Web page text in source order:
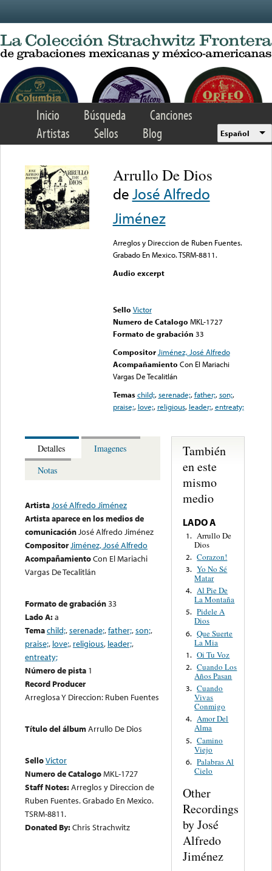
Inicio Búsqueda
Canciones
Artistas
Sellos Blog Español
Arrullo De Dios
deJosé Alfredo
Jiménez
Arreglos y Direccion de Ruben Fuentes.
Grabado En Mexico. TSRM-8811.
Audio excerpt
Sello Victor
Numero de Catalogo MKL-1727
Formato de grabación 33
Compositor Jiménez, José Alfredo
Acompañamiento Con El Mariachi
Vargas De Tecalitlán
Temas child;,serenade;,father;,son;,
praise;, love;, religious, leader;,entreaty;
Detalles
Imagenes
Notas
ArtistaJosé Alfredo Jiménez
Artista aparece en los medios de
comunicaciónJosé Alfredo Jiménez
CompositorJiménez, José Alfredo
AcompañamientoCon El Mariachi
Vargas De Tecalitlán
Formato de grabación33
Lado A:a
Temachild;,serenade;,father;,son;,
praise;, love;, religious, leader;,
entreaty;
Número de pista 1
Record Producer
Arreglosa Y Direccion: Ruben Fuentes
Título del álbumArrullo De Dios
SelloVictor
Numero de CatalogoMKL-1727
Staff Notes:Arreglos y Direccion de
Ruben Fuentes. Grabado En Mexico.
TSRM-8811.
Donated By:Chris Strachwitz
También
en este
mismo
medio
LADO A
1. Arrullo De
Dios
2. Corazon!
3. Yo No Sé
Matar
4. Al Pie De
La Montaña
5. Pidele A
Dios
6. Que Suerte
La Mia
1. Oi Tu Voz
2. Cuando Los
Años Pasan
3. Cuando
Vivas
Conmigo
4. Amor Del
Alma
5. Camino
Viejo
6. Palabras Al
Cielo
Other
Recordings
by José
Alfredo
Jiménez